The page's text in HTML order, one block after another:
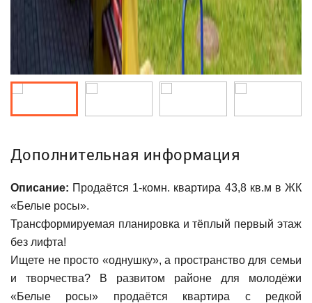
Дополнительная информация
Описание: Продаётся 1-комн. квартира 43,8 кв.м в ЖК
«Белые росы».
Трансформируемая планировка и тёплый первый этаж
без лифта!
Ищете не просто «однушку», а пространство для семьи
и творчества? В развитом районе для молодёжи
«Белые росы» продаётся квартира с редкой